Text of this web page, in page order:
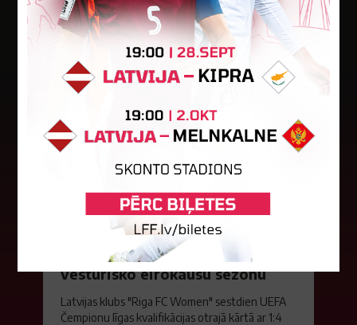
Jaunākās ziņas
"Riga FC Women" beidz
vēsturisko eirokausu sezonu
Latvijas klubs "Riga FC Women" sestdien UEFA
Čempionu līgas kvalifikācijas otrajā kārtā ar 1:4